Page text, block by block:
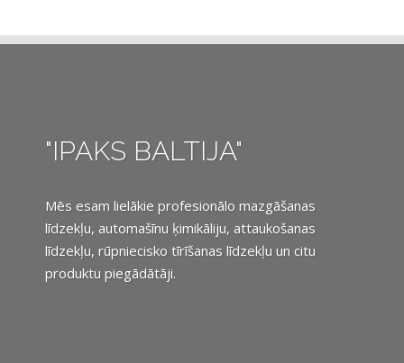
"IPAKS BALTIJA"
Mēs esam lielākie profesionālo mazgāšanas
līdzekļu, automašīnu ķimikāliju, attaukošanas
līdzekļu, rūpniecisko tīrīšanas līdzekļu un citu
produktu piegādātāji.